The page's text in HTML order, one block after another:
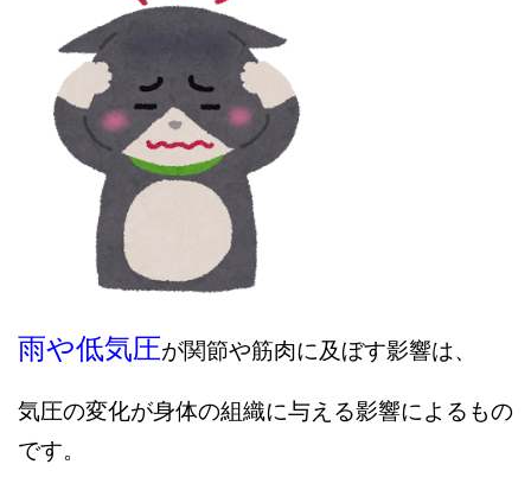
雨や低気圧が関節や筋肉に及ぼす影響は、
気圧の変化が身体の組織に与える影響によるもの
です。